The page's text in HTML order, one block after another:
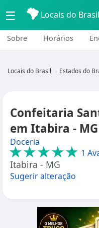
☰ Locais do Brasil
Sobre Horários
Locais do Brasil Estados do
Confeitaria
em Itabira - MG
Doceria
★★★★★ 1
Itabira - MG
Sugerir alteração